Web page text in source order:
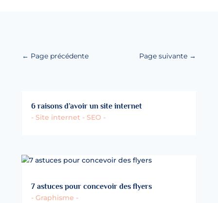
← Page précédente Page suivante →
6 raisons d’avoir un site internet
- Site internet - SEO -
7 astuces pour concevoir des flyers
- Graphisme -